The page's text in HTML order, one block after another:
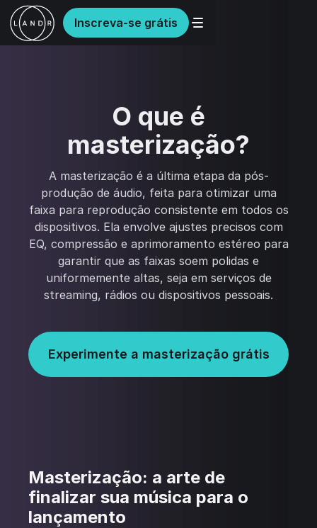
Inscreva-se grátis
O que é
masterização?
A masterização é a última etapa da pós-
produção de áudio, feita para otimizar uma
faixa para reprodução consistente em todos os
dispositivos. Ela envolve ajustes precisos com
EQ, compressão e aprimoramento estéreo para
garantir que as faixas soem polidas e
uniformemente altas, seja em serviços de
streaming, rádios ou dispositivos pessoais.
Experimente a masterização grátis
Masterização: a arte de
finalizar sua música para o
lançamento